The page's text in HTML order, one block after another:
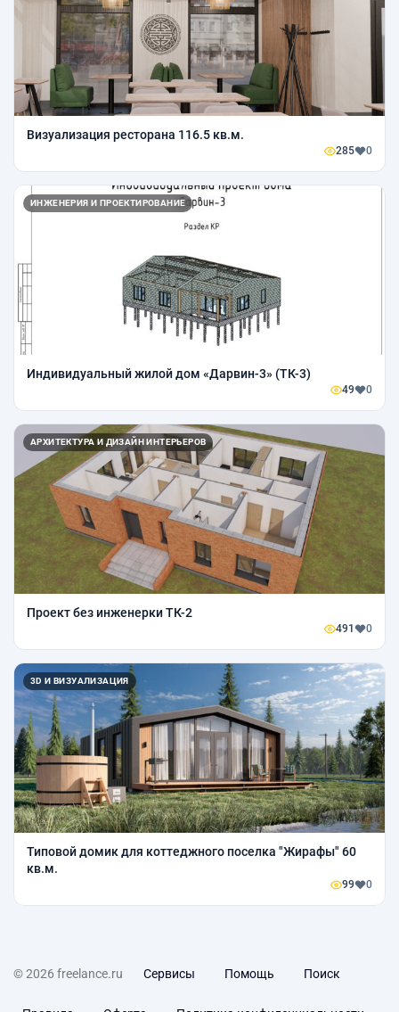
Визуализация ресторана 116.5 кв.м.
285 0
ИНЖЕНЕРИЯ И ПРОЕКТИРОВАНИЕ
Индивидуальный жилой дом «Дарвин-3» (ТК-3)
49 0
АРХИТЕКТУРА И ДИЗАЙН ИНТЕРЬЕРОВ
Проект без инженерки ТК-2
491 0
3D И ВИЗУАЛИЗАЦИЯ
Типовой домик для коттеджного поселка "Жирафы" 60
кв.м.
99 0
© 2026 freelance.ru Сервисы Помощь Поиск